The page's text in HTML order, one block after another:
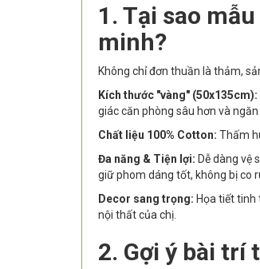
1. Tại sao
minh?
Không chỉ đơn thuần là thảm,
Kích thước "vàng" (50x135cm):
giác căn phòng sâu hơn và ngăn
Chất liệu 100% Cotton: Thấm
Đa năng & Tiện lợi: Dễ dàng vệ
giữ phom dáng tốt, không bị co
Decor sang trọng: Họa tiết tinh
nội thất của chị.
2. Gợi ý bài trí